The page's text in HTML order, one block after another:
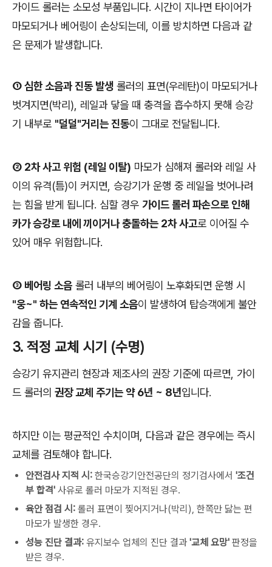
가이드 롤러는 소모성 부품입니다. 시간이 지나면 타이어가
마모되거나 베어링이 손상되는데, 이를 방치하면 다음과 같
은 문제가 발생합니다.
① 심한 소음과 진동 발생 롤러의 표면(우레탄)이 마모되거나
벗겨지면(박리), 레일과 닿을 때 충격을 흡수하지 못해 승강
기 내부로 "덜덜"거리는 진동이 그대로 전달됩니다.
② 2차 사고 위험 (레일 이탈) 마모가 심해져 롤러와 레일 사
이의 유격(틈)이 커지면, 승강기가 운행 중 레일을 벗어나려
는 힘을 받게 됩니다. 심할 경우 가이드 롤러 파손으로 인해
카가 승강로 내에 끼이거나 충돌하는 2차 사고로 이어질 수
있어 매우 위험합니다.
③ 베어링 소음 롤러 내부의 베어링이 노후화되면 운행 시
"웅~" 하는 연속적인 기계 소음이 발생하여 탑승객에게 불안
감을 줍니다.
3. 적정 교체 시기 (수명)
승강기 유지관리 현장과 제조사의 권장 기준에 따르면, 가이
드 롤러의 권장 교체 주기는 약 6년 ~ 8년입니다.
하지만 이는 평균적인 수치이며, 다음과 같은 경우에는 즉시
교체를 검토해야 합니다.
안전검사 지적 시: 한국승강기안전공단의 정기검사에서 '조건
부 합격' 사유로 롤러 마모가 지적된 경우.
육안 점검 시: 롤러 표면이 찢어지거나(박리), 한쪽만 닳는 편
마모가 발생한 경우.
성능 진단 결과: 유지보수 업체의 진단 결과 '교체 요망' 판정을
받은 경우.